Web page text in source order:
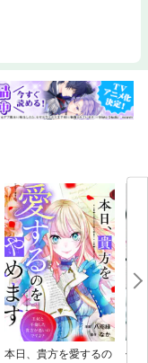
本日、貴方を愛するの
僕